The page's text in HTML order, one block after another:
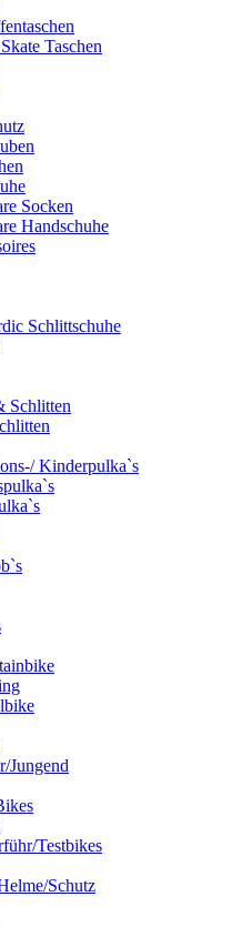
Taschen
Socken
Handschuhe
Schlittschuhe
Schlitten
Kinderpulka`s
Jungend
Testbikes
Schutz